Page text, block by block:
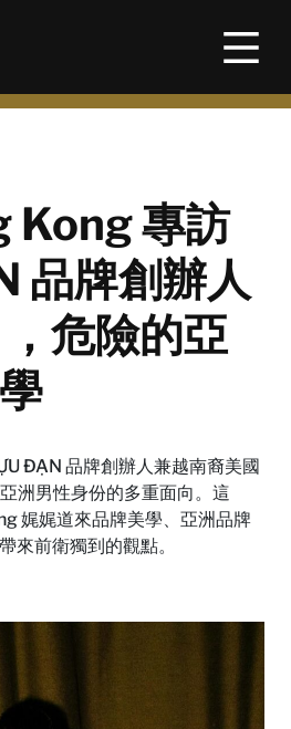
Kong 專訪
品牌創辦人
危險的亞
ĐẠN 品牌創辦人兼越南裔美國
洲男性身份的多重面向。這
娓娓道來品牌美學、亞洲品牌
來前衛獨到的觀點。